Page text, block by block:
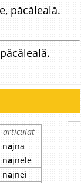
păcăleală.
articulat
najna
najnele
najnei